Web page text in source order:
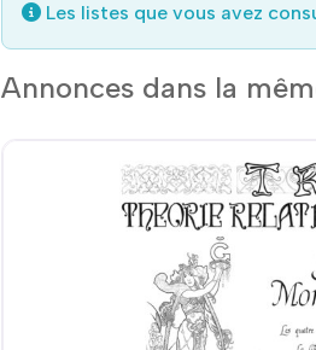
Les listes que vous avez
Annonces dans la